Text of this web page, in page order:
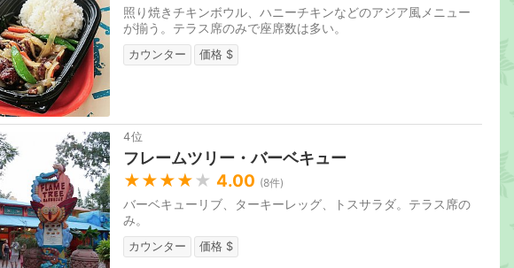
照り焼きチキンボウル、ハニーチキンなどのアジア風メニュー
が揃う。テラス席のみで座席数は多い。
カウンター 価格 $
4位
フレームツリー・バーベキュー
★★★★ ★ 4.00 (8件)
バーベキューリブ、ターキーレッグ、トスサラダ。テラス席の
み。
カウンター 価格 $